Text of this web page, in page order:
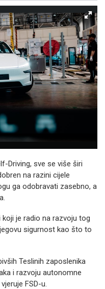
Driving, sve se više širi
na razini cijele
ga odobravati zasebno, a
je radio na razvoju tog
sigurnost kao što to
Teslinih zaposlenika
i razvoju autonomne
FSD-u.